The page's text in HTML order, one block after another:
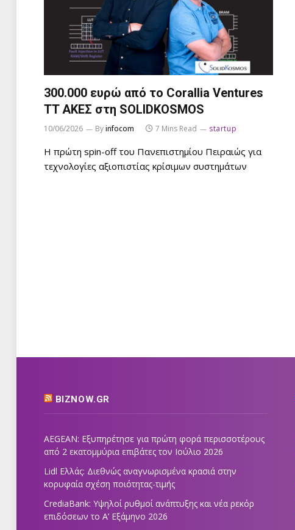
300.000 ευρώ από τo Corallia Ventures
TT ΑΚΕΣ στη SOLIDKOSMOS
10/06/2026 Byinfocom 7 Mins Read startup
Η πρώτη spin-off του Πανεπιστημίου Πειραιώς για
τεχνολογίες αξιοπιστίας κρίσιμων συστημάτων
BIZNOW.GR
AEGEAN: Εξυπηρέτησε για πρώτη φορά περισσοτέρους
από 2 εκατομμύρια επιβάτες τον Ιούλιο 2026
Lidl Ελλάς: Διεθνώς αναγνωρισμένα κρασιά στην
κορυφαία σχέση ποιότητας-τιμής
CrediaBank: Υψηλοί ρυθμοί ανάπτυξης και νέα ρεκόρ
επιδόσεων το Α’ Εξάμηνο 2026